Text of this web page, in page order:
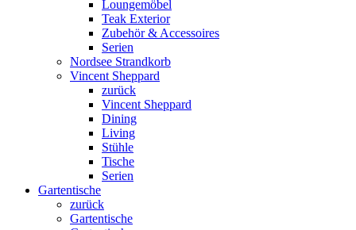
Loungemöbel
Teak Exterior
Zubehör & Accessoires
Serien
Nordsee Strandkorb
Vincent Sheppard
zurück
Vincent Sheppard
Dining
Living
Stühle
Tische
Serien
Gartentische
zurück
Gartentische